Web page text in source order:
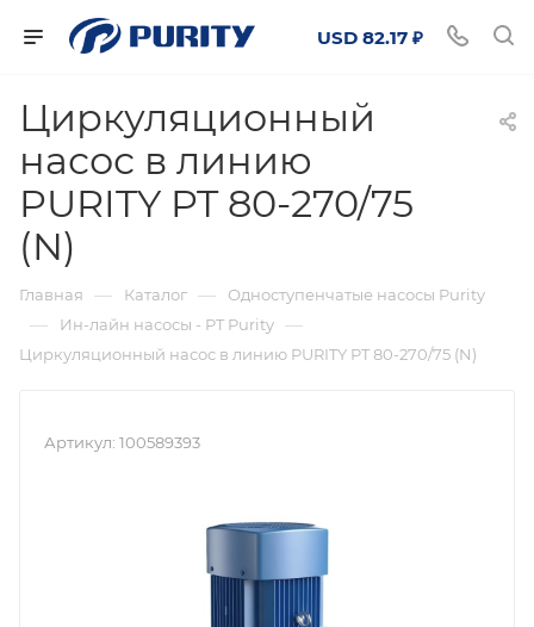
USD 82.17 ₽
Циркуляционный
насос в линию
PURITY PT 80-270/75
(N)
Главная — Каталог — Одноступенчатые насосы Purity
— Ин-лайн насосы - PT Purity —
Циркуляционный насос в линию PURITY PT 80-270/75 (N)
Артикул: 100589393